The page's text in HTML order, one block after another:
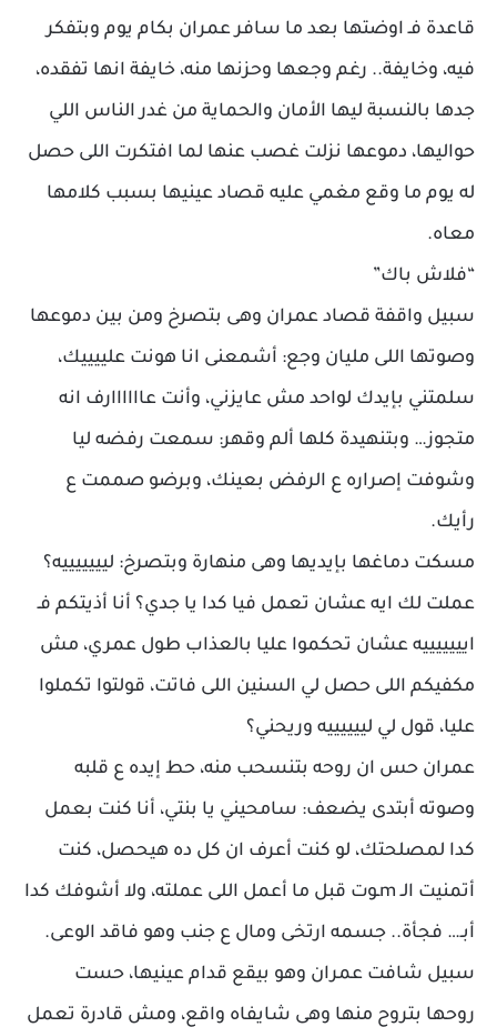
قاعدة فـ اوضتها بعد ما سافر عمران بكام يوم وبتفكر
فيه، وخايفة.. رغم وجعها وحزنها منه، خايفة انها تفقده،
جدها بالنسبة ليها الأمان والحماية من غدر الناس اللي
حواليها، دموعها نزلت غصب عنها لما افتكرت اللى حصل
له يوم ما وقع مغمي عليه قصاد عينيها بسبب كلامها
معاه.
“فلاش باك”
سبيل واقفة قصاد عمران وهى بتصرخ ومن بين دموعها
وصوتها اللى مليان وجع: أشمعنى انا هونت علييييك،
سلمتني بإيدك لواحد مش عايزني، وأنت عاااااارف انه
متجوز… وبتنهيدة كلها ألم وقهر: سمعت رفضه ليا
وشوفت إصراره ع الرفض بعينك، وبرضو صممت ع
رأيك.
مسكت دماغها بإيديها وهى منهارة وبتصرخ: ليييييييه؟
عملت لك ايه عشان تعمل فيا كدا يا جدي؟ أنا أذيتكم فـ
ايييييييه عشان تحكموا عليا بالعذاب طول عمري، مش
مكفيكم اللى حصل لي السنين اللى فاتت، قولتوا تكملوا
عليا، قول لي لييييييه وريحني؟
عمران حس ان روحه بتنسحب منه، حط إيده ع قلبه
وصوته أبتدى يضعف: سامحيني يا بنتي، أنا كنت بعمل
كدا لمصلحتك، لو كنت أعرف ان كل ده هيحصل، كنت
أتمنيت الـ mـوت قبل ما أعمل اللى عملته، ولا أشوفك كدا
أبـ… فجأة.. جسمه ارتخى ومال ع جنب وهو فاقد الوعى.
سبيل شافت عمران وهو بيقع قدام عينيها، حست
روحها بتروح منها وهى شايفاه واقع، ومش قادرة تعمل